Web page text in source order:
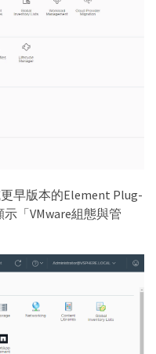
早版本的Element Plug-
「VMware組態與管